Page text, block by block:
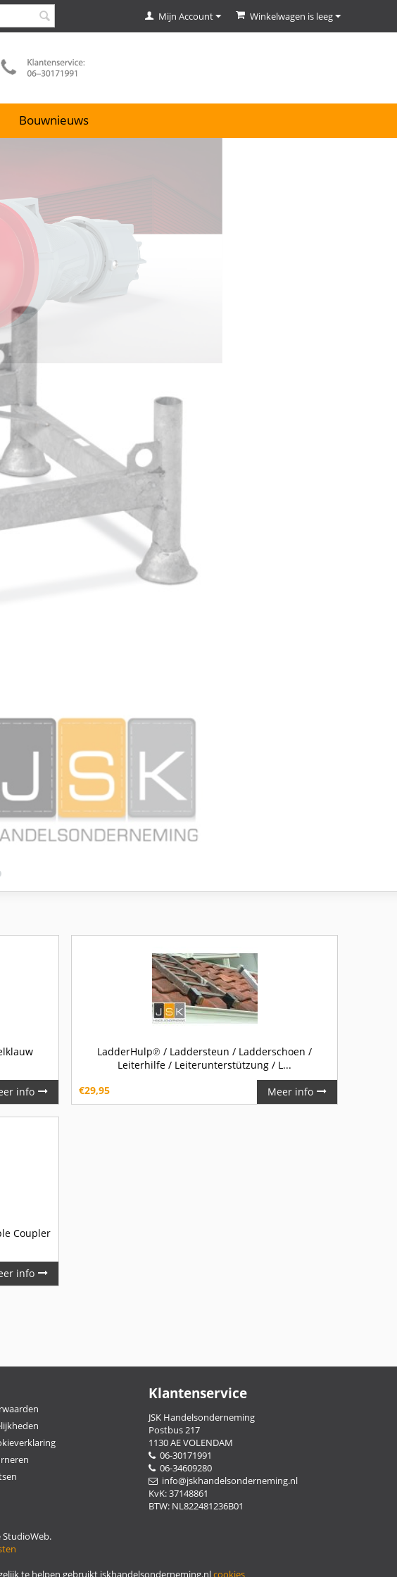
Winkelwagen is leeg
Mijn Account
Bouwnieuws
info
LadderHulp℗ / Laddersteun / Ladderschoen /
Leiterhilfe / Leiterunterstützung / L...
€29,95 Meer info
Coupler
info
Klantenservice
JSK Handelsonderneming
Postbus 217
1130 AE VOLENDAM
06-30171991
06-34609280
info@jskhandelsonderneming.nl
KvK: 37148861
BTW: NL822481236B01
StudioWeb.
te helpen gebruikt jskhandelsonderneming.nlcookies